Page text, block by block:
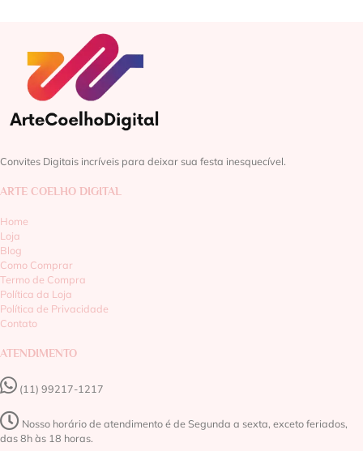
Convites Digitais incríveis para deixar sua festa inesquecível.
ARTE COELHO DIGITAL
Home
Loja
Blog
Como Comprar
Termo de Compra
Política da Loja
Política de Privacidade
Contato
ATENDIMENTO
(11) 99217-1217‬
Nosso horário de atendimento é de Segunda a sexta, exceto feriados,
das 8h às 18 horas.